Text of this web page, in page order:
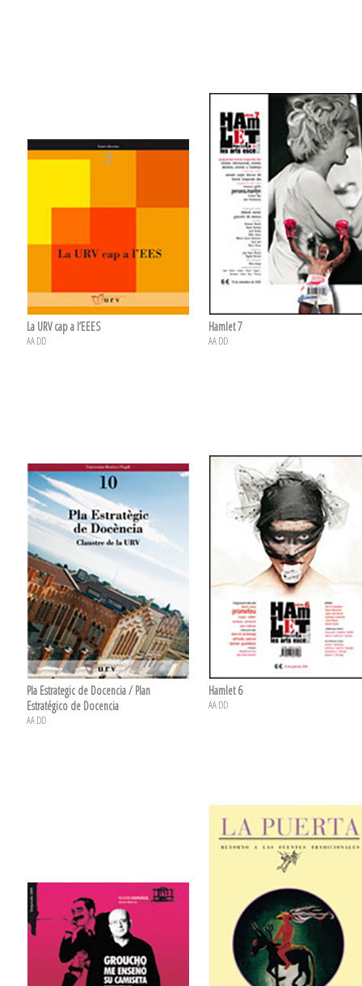
La URV cap a l’EEES
AA DD
Hamlet 7
AA DD
Pla Estrategic de Docencia / Plan
Estratégico de Docencia
AA DD
Hamlet 6
AA DD